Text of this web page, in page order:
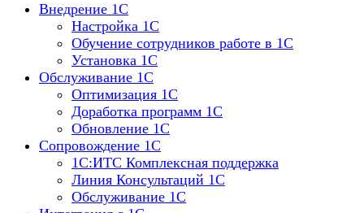
Внедрение 1С
Настройка 1C
Обучение сотрудников работе в 1С
Установка 1C
Обслуживание 1С
Оптимизация 1С
Доработка программ 1С
Обновление 1С
Сопровождение 1С
1C:ИТС Комплексная поддержка
Линия Консультаций 1С
Обслуживание 1С